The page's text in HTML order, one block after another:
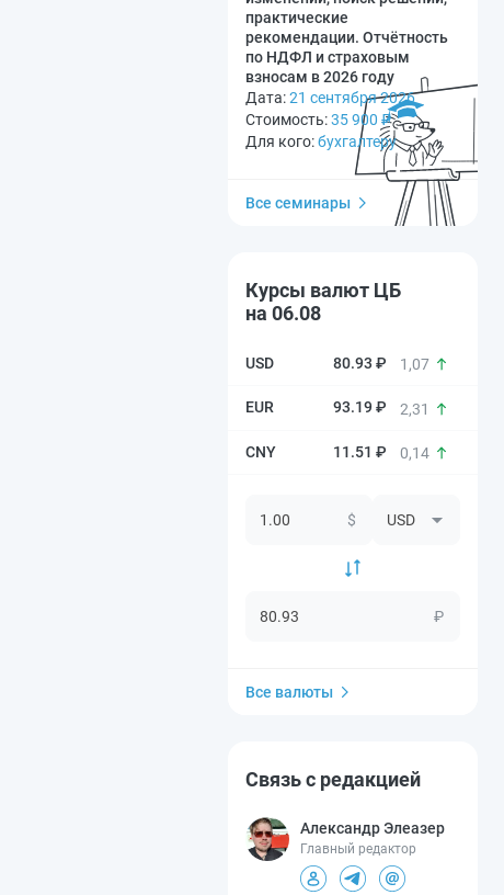
практические
рекомендации. Отчётность
по НДФЛ и страховым
взносам в 2026 году
Дата:21 сентября 2026
Стоимость:35 900 ₽
Для кого:бухгалтеру
Все семинары
Курсы валют ЦБ
на 06.08
80.93 ₽ 1,07
93.19 ₽ 2,31
11.51 ₽ 0,14
$
₽
Все валюты
Связь с редакцией
Александр Элеазер
Главный редактор